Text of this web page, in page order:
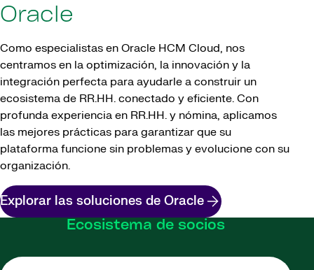
Oracle
Como especialistas en Oracle HCM Cloud, nos
centramos en la optimización, la innovación y la
integración perfecta para ayudarle a construir un
ecosistema de RR.HH. conectado y eficiente. Con
profunda experiencia en RR.HH. y nómina, aplicamos
las mejores prácticas para garantizar que su
plataforma funcione sin problemas y evolucione con su
organización.
Explorar las soluciones de Oracle
Ecosistema de socios